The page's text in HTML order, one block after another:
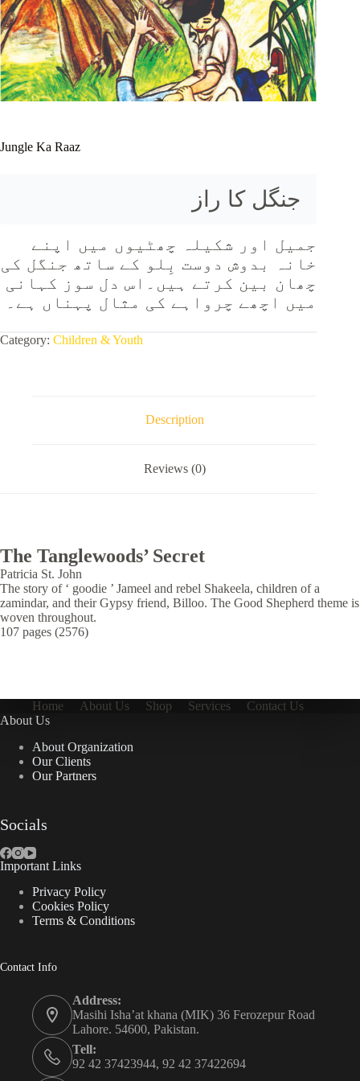
Jungle Ka Raaz
جنگل کا راز
جمیل اور شکیلہ چھٹیوں میں اپنے
خانہ بدوش دوست بِلو کے ساتھ جنگل کی
چھان بین کرتے ہیں۔اس دل سوز کہانی
میں اچھے چرواہے کی مثال پہناں ہے۔
Category: Children & Youth
Description
Reviews (0)
The Tanglewoods’ Secret
Patricia St. John
The story of ‘ goodie ’ Jameel and rebel Shakeela, children of a
zamindar, and their Gypsy friend, Billoo. The Good Shepherd theme is
woven throughout.
107 pages (2576)
Home About Us Shop Services
Contact Us
About Us
About Organization
Our Clients
Our Partners
Socials
Important Links
Privacy Policy
Cookies Policy
Terms & Conditions
Contact Info
Address:
Masihi Isha’at khana (MIK) 36 Ferozepur Road
Lahore. 54600, Pakistan.
Tell:
92 42 37423944, 92 42 37422694